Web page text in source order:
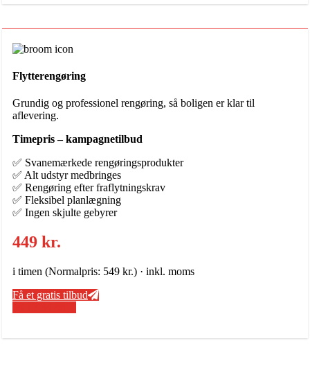
Flytterengøring
Grundig og professionel rengøring, så boligen er klar til
aflevering.
Timepris – kampagnetilbud
✅ Svanemærkede rengøringsprodukter
✅ Alt udstyr medbringes
✅ Rengøring efter fraflytningskrav
✅ Fleksibel planlægning
✅ Ingen skjulte gebyrer
449 kr.
i timen (Normalpris: 549 kr.) · inkl. moms
Få et gratis tilbud